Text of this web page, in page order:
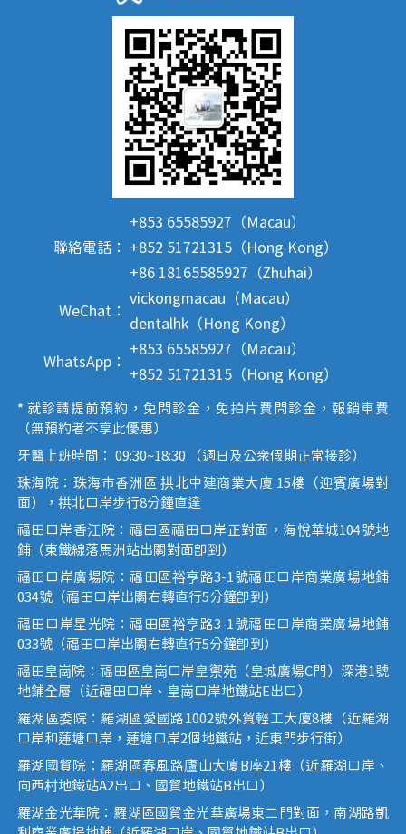
聯絡電話：
+853 65585927（Macau）
+852 51721315（Hong Kong）
+86 18165585927（Zhuhai）
WeChat：
vickongmacau（Macau）
dentalhk（Hong Kong）
WhatsApp：
+853 65585927（Macau）
+852 51721315（Hong Kong）
* 就診請提前預約，免問診金，免拍片費問診金，報銷車費
（無預約者不享此優惠）
牙醫上班時間： 09:30~18:30 （週日及公眾假期正常接診）
珠海院：珠海市香洲區 拱北中建商業大廈 15樓（迎賓廣場對
面），拱北口岸步行8分鐘直達
福田口岸香江院：福田區福田口岸正對面，海悅華城104號地
鋪（東鐵線落馬洲站出關對面即到）
福田口岸廣場院：福田區裕亨路3-1號福田口岸商業廣場地鋪
034號（福田口岸出關右轉直行5分鐘即到）
福田口岸星光院：福田區裕亨路3-1號福田口岸商業廣場地鋪
033號（福田口岸出關右轉直行5分鐘即到）
福田皇崗院：福田區皇崗口岸皇禦苑（皇城廣場C門）深港1號
地鋪全層（近福田口岸、皇崗口岸地鐵站E出口）
羅湖區委院：羅湖區愛國路1002號外貿輕工大廈8樓（近羅湖
口岸和蓮塘口岸，蓮塘口岸2個地鐵站，近東門步行街）
羅湖國貿院：羅湖區春風路廬山大廈B座21樓（近羅湖口岸、
向西村地鐵站A2出口、國貿地鐵站B出口）
羅湖金光華院：羅湖區國貿金光華廣場東二門對面，南湖路凱